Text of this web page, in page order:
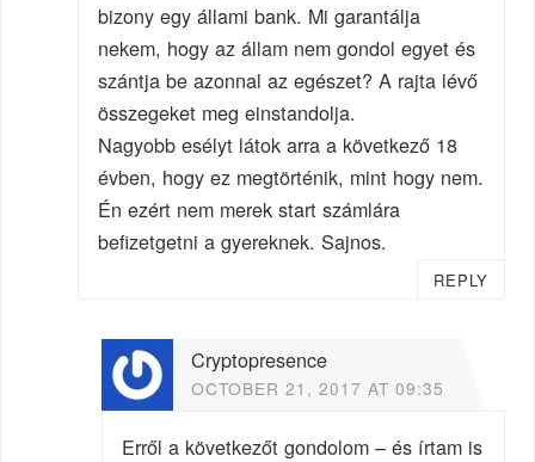
bizony egy állami bank. Mi garantálja
nekem, hogy az állam nem gondol egyet és
szántja be azonnal az egészet? A rajta lévő
összegeket meg einstandolja.
Nagyobb esélyt látok arra a következő 18
évben, hogy ez megtörténik, mint hogy nem.
Én ezért nem merek start számlára
befizetgetni a gyereknek. Sajnos.
REPLY
Cryptopresence
OCTOBER 21, 2017 AT 09:35
Erről a következőt gondolom – és írtam is